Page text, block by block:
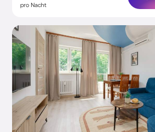
pro Nacht